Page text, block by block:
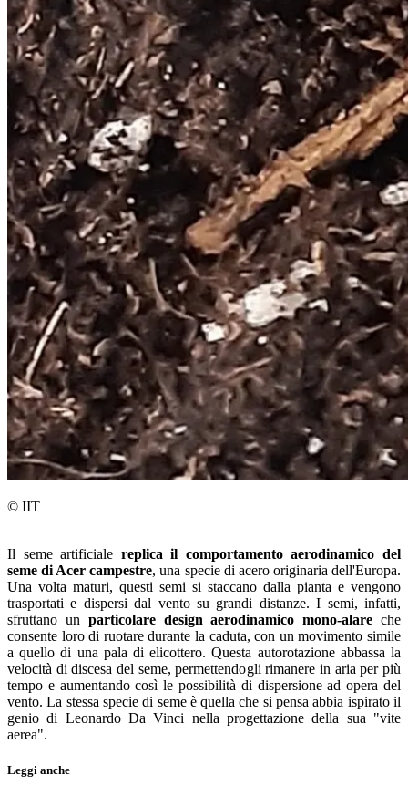
© IIT
Il seme artificiale replica il comportamento aerodinamico del
seme di Acer campestre, una specie di acero originaria dell'Europa.
Una volta maturi, questi semi si staccano dalla pianta e vengono
trasportati e dispersi dal vento su grandi distanze. I semi, infatti,
sfruttano un particolare design aerodinamico mono-alare che
consente loro di ruotare durante la caduta, con un movimento simile
a quello di una pala di elicottero. Questa autorotazione abbassa la
velocità di discesa del seme, permettendogli rimanere in aria per più
tempo e aumentando così le possibilità di dispersione ad opera del
vento. La stessa specie di seme è quella che si pensa abbia ispirato il
genio di Leonardo Da Vinci nella progettazione della sua "vite
aerea".
Leggi anche